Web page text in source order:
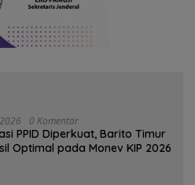
0 Komentar
PPID Diperkuat, Barito Timur
Optimal pada Monev KIP 2026